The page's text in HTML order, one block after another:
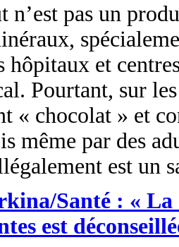
pas un
hôpitaux et
Pourtant, sur
« chocolat » et
même par des
est un
Santé : « La
est